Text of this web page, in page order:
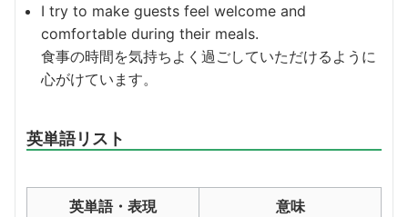
I try to make guests feel welcome and
comfortable during their meals.
食事の時間を気持ちよく過ごしていただけるように
心がけています。
英単語リスト
英単語・表現 意味